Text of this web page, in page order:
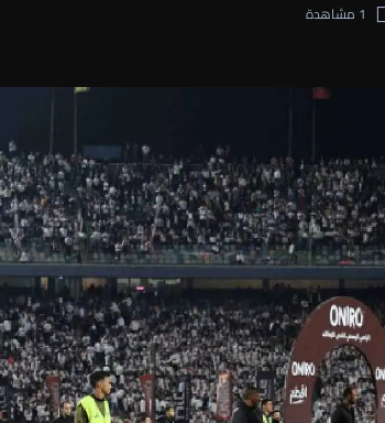
1 مشاهدة